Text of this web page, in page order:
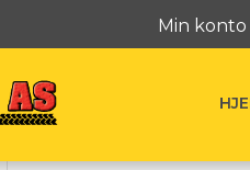
Min konto